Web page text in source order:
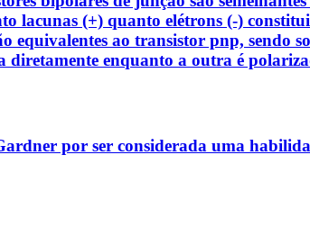
lacunas (+) quanto elétrons (-)
ao transistor pnp, sendo
enquanto a outra é
por ser considerada uma